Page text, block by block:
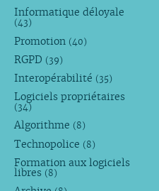
Informatique déloyale
(43)
Promotion (40)
RGPD (39)
Interopérabilité (35)
Logiciels propriétaires
(34)
Algorithme (8)
Technopolice (8)
Formation aux logiciels
libres (8)